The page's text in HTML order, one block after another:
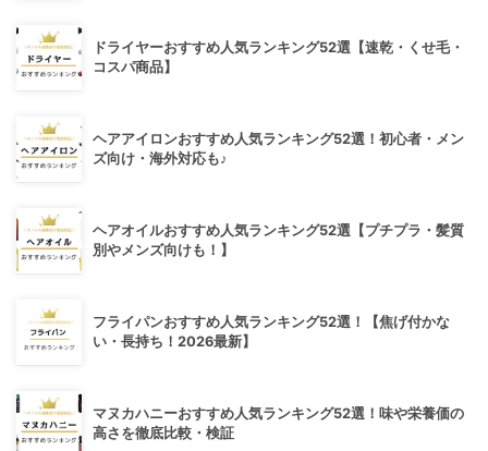
ドライヤーおすすめ人気ランキング52選【速乾・くせ毛・
コスパ商品】
ヘアアイロンおすすめ人気ランキング52選！初心者・メン
ズ向け・海外対応も♪
ヘアオイルおすすめ人気ランキング52選【プチプラ・髪質
別やメンズ向けも！】
フライパンおすすめ人気ランキング52選！【焦げ付かな
い・長持ち！2026最新】
マヌカハニーおすすめ人気ランキング52選！味や栄養価の
高さを徹底比較・検証